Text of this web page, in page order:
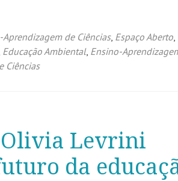
de Ciências, Espaço Aberto,
Educação Ambiental, Ensino-
Ciências
Olivia Levrini
da